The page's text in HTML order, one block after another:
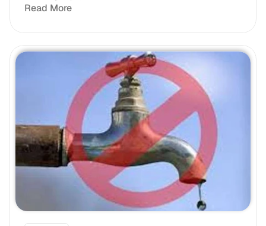
Read More